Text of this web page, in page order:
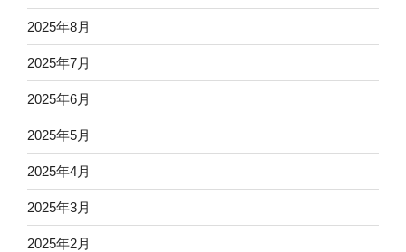
2025年8月
2025年7月
2025年6月
2025年5月
2025年4月
2025年3月
2025年2月